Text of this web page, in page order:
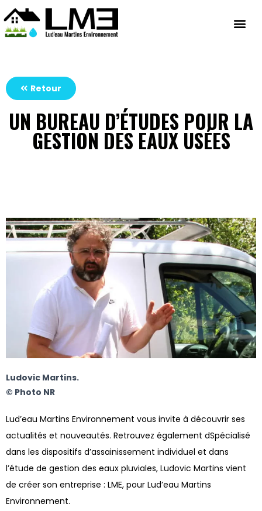
Retour
UN BUREAU D’ÉTUDES POUR LA
GESTION DES EAUX USÉES
Ludovic Martins.
© Photo NR
Lud’eau Martins Environnement vous invite à découvrir ses
actualités et nouveautés. Retrouvez également dSpécialisé
dans les dispositifs d’assainissement individuel et dans
l’étude de gestion des eaux pluviales, Ludovic Martins vient
de créer son entreprise : LME, pour Lud’eau Martins
Environnement.